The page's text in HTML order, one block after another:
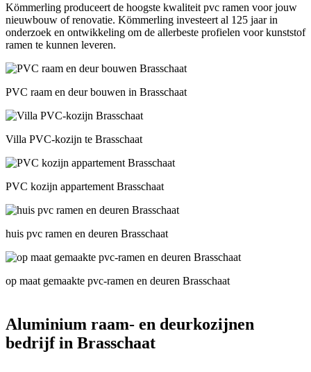
Kömmerling produceert de hoogste kwaliteit pvc ramen voor jouw
nieuwbouw of renovatie. Kömmerling investeert al 125 jaar in
onderzoek en ontwikkeling om de allerbeste profielen voor kunststof
ramen te kunnen leveren.
PVC raam en deur bouwen in Brasschaat
Villa PVC-kozijn te Brasschaat
PVC kozijn appartement Brasschaat
huis pvc ramen en deuren Brasschaat
op maat gemaakte pvc-ramen en deuren Brasschaat
Aluminium raam- en deurkozijnen
bedrijf in Brasschaat